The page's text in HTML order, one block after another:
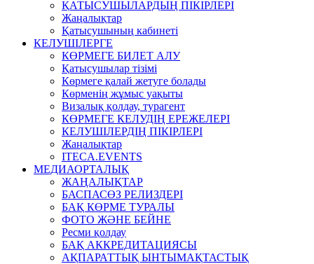
ҚАТЫСУШЫЛАРДЫҢ ПІКІРЛЕРІ
Жаңалықтар
Қатысушының кабинеті
КЕЛУШІЛЕРГЕ
КӨРМЕГЕ БИЛЕТ АЛУ
Қатысушылар тізімі
Көрмеге қалай жетуге болады
Көрменің жұмыс уақыты
Визалық қолдау, турагент
КӨРМЕГЕ КЕЛУДІҢ ЕРЕЖЕЛЕРІ
КЕЛУШІЛЕРДІҢ ПІКІРЛЕРІ
Жаңалықтар
ITECA.EVENTS
МЕДИАОРТАЛЫҚ
ЖАҢАЛЫҚТАР
БАСПАСӨЗ РЕЛИЗДЕРІ
БАҚ КӨРМЕ ТУРАЛЫ
ФОТО ЖӘНЕ БЕЙНЕ
Ресми қолдау
БАҚ АККРЕДИТАЦИЯСЫ
АҚПАРАТТЫҚ ЫНТЫМАҚТАСТЫҚ